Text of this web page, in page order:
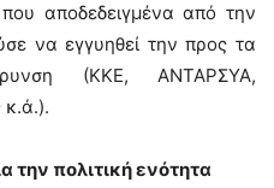
αποδεδειγμένα από την
να εγγυηθεί την προς τα
(ΚΚΕ, ΑΝΤΑΡΣΥΑ,
κ.ά.).
την πολιτική ενότητα